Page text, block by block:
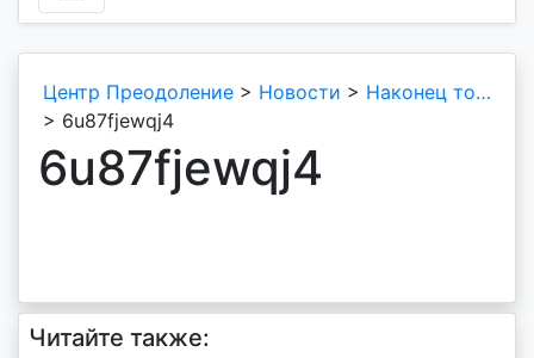
Центр Преодоление > Новости > Наконец то…
> 6u87fjewqj4
6u87fjewqj4
Читайте также: